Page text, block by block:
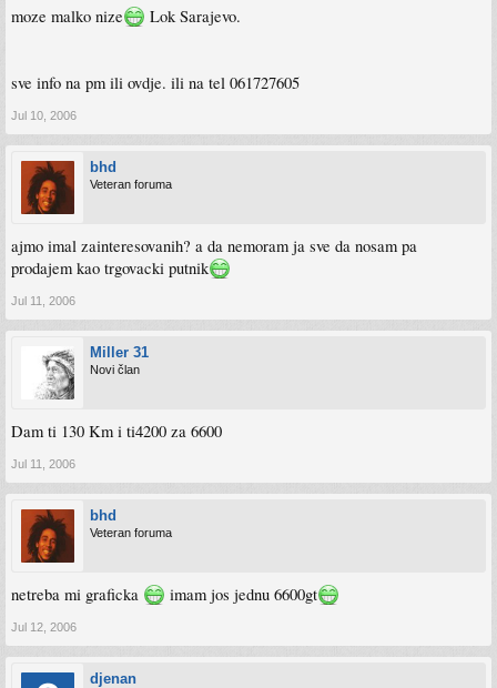
moze malko nize Lok Sarajevo.
sve info na pm ili ovdje. ili na tel 061727605
Jul 10, 2006
bhd
Veteran foruma
ajmo imal zainteresovanih? a da nemoram ja sve da nosam pa
prodajem kao trgovacki putnik
Jul 11, 2006
Miller 31
Novi član
Dam ti 130 Km i ti4200 za 6600
Jul 11, 2006
bhd
Veteran foruma
netreba mi graficka imam jos jednu 6600gt
Jul 12, 2006
djenan